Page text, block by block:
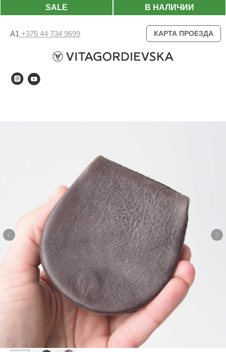
В НАЛИЧИИ
SALE
А1 +375 44 734 9699 КАРТА ПРОЕЗДА